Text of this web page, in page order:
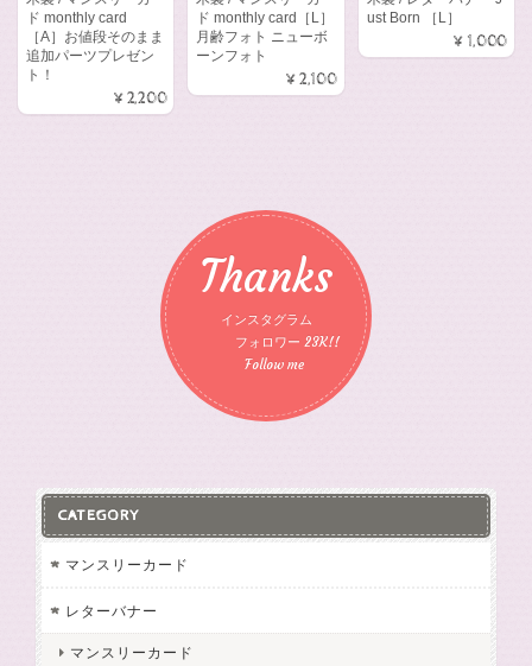
ド monthly card
［A］お値段そのまま
追加パーツプレゼン
ト！
¥2,200
ド monthly card［L］
月齢フォト ニューボ
ーンフォト
¥2,100
ust Born ［L］
¥1,000
Thanks
インスタグラム
フォロワー 23K!!
Follow me
CATEGORY
マンスリーカード
レターバナー
マンスリーカード